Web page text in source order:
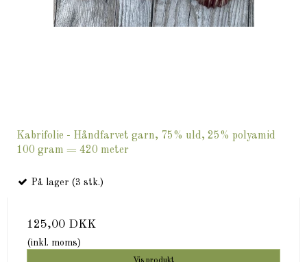
Kabrifolie - Håndfarvet garn, 75% uld, 25% polyamid
100 gram = 420 meter
På lager (3 stk.)
125,00 DKK
(inkl. moms)
Vis produkt